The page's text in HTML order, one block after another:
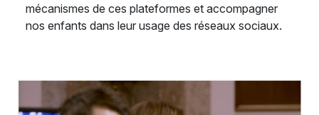
mécanismes de ces plateformes et accompagner
nos enfants dans leur usage des réseaux sociaux.